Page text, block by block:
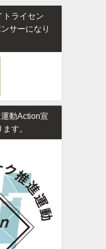
トライセン
サーになり
動Action宣
す。